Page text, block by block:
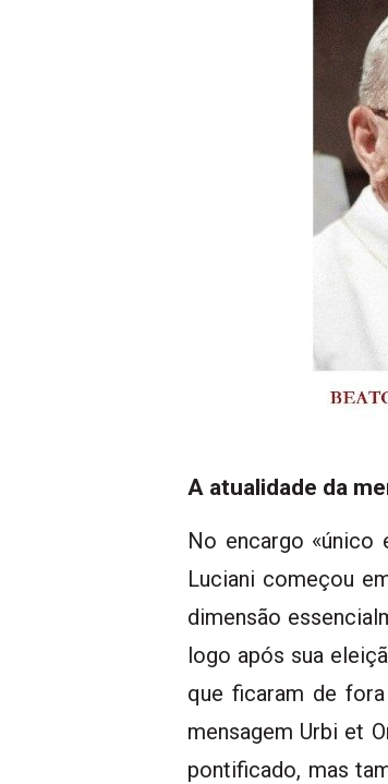
A atualidade da
No encargo «único
Luciani começou
dimensão
logo após sua
que ficaram de
mensagem Urbi et
pontificado, mas